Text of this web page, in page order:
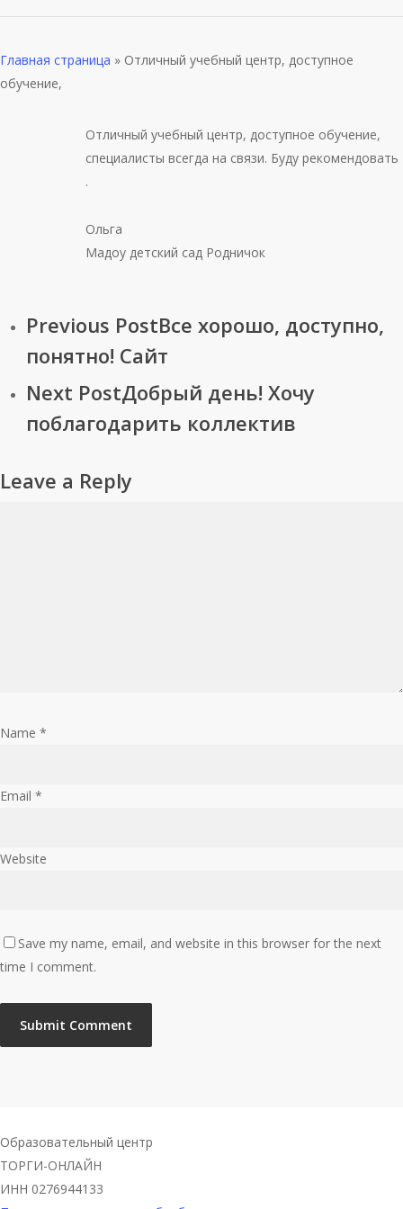
Главная страница » Отличный учебный центр, доступное
обучение,
Отличный учебный центр, доступное обучение,
специалисты всегда на связи. Буду рекомендовать
.
Ольга
Мадоу детский сад Родничок
Previous PostВсе хорошо, доступно,
понятно! Сайт
Next PostДобрый день! Хочу
поблагодарить коллектив
Leave a Reply
Name *
Email *
Website
Save my name, email, and website in this browser for the next
time I comment.
Образовательный центр
ТОРГИ-ОНЛАЙН
ИНН 0276944133